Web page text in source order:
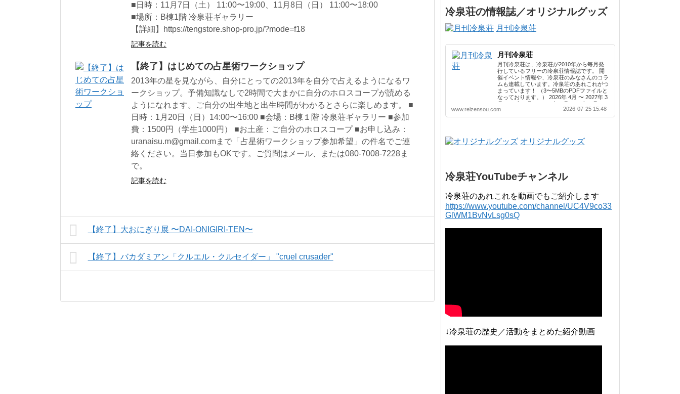
■日時：11月7日（土） 11:00〜19:00、11月8日（日） 11:00〜18:00
■場所：B棟1階 冷泉荘ギャラリー
【詳細】https://tengstore.shop-pro.jp/?mode=f18
記事を読む
【終了】はじめての占星術ワークショップ
2013年の星を見ながら、自分にとっての2013年を自分で占えるようになるワ
ークショップ。予備知識なしで2時間で大まかに自分のホロスコープが読める
ようになれます。ご自分の出生地と出生時間がわかるとさらに楽しめます。 ■
日時：1月20日（日）14:00〜16:00 ■会場：B棟１階 冷泉荘ギャラリー ■参加
費：1500円（学生1000円） ■お土産：ご自分のホロスコープ ■お申し込み：
uranaisu.m@gmail.comまで「占星術ワークショップ参加希望」の件名でご連
絡ください。当日参加もOKです。ご質問はメール、または080-7008-7228ま
で。
記事を読む
【終了】大おにぎり展 〜DAI-ONIGIRI-TEN〜
【終了】バカダミアン「クルエル・クルセイダー」 "cruel crusader"
冷泉荘の情報誌／オリジナルグッズ
月刊冷泉荘
月刊冷泉荘
月刊冷泉荘は、冷泉荘が2010年から毎月発
行しているフリーの冷泉荘情報誌です。 開
催イベント情報や、冷泉荘のみなさんのコラ
ムも連載しています。冷泉荘のあれこれがつ
まっています！ （3〜5MBのPDFファイルと
なっております。） 2026年 4月 〜 2027年 3
2025年 3月 2023年 4月 〜 2024年 3月 2022
年 4月 〜 2023年 3月 2021年 4月 〜 2022年
年 4月 〜 2018年 3月 2016年 4月 〜 2017年
3月 2015年 4月 〜 2016年 3月 2014年 4月 〜
www.reizensou.com 2026-07-25 15:48
オリジナルグッズ
冷泉荘YouTubeチャンネル
冷泉荘のあれこれを動画でもご紹介します
https://www.youtube.com/channel/UC4V9co33
GlWM1BvNvLsg0sQ
↓冷泉荘の歴史／活動をまとめた紹介動画